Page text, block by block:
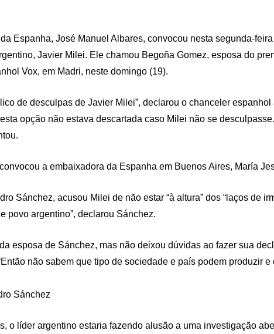
Espanha, José Manuel Albares, convocou nesta segunda-
Javier Milei. Ele chamou Begoña Gomez, esposa do
Vox, em Madri, neste domingo (19).
de desculpas de Javier Milei”, declarou o chanceler
opção não estava descartada caso Milei não se
a embaixadora da Espanha em Buenos Aires, María
Sánchez, acusou Milei de não estar “à altura” dos “laços de
povo argentino”, declarou Sánchez.
esposa de Sánchez, mas não deixou dúvidas ao fazer sua
não sabem que tipo de sociedade e país podem produzir
Sánchez
o líder argentino estaria fazendo alusão a uma investigação